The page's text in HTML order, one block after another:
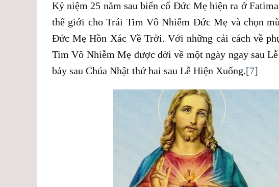
Kỷ niệm 25 năm sau biến cố Đức Mẹ hiện ra ở
thế giới cho Trái Tim Vô Nhiễm Đức Mẹ và chọn
Đức Mẹ Hồn Xác Về Trời. Với những cải cách về
Tim Vô Nhiễm Mẹ được dời về một ngày ngay sau
bảy sau Chúa Nhật thứ hai sau Lễ Hiện Xuống.[7]